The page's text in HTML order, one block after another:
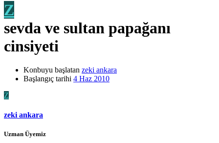
Z
sevda ve sultan papağanı
cinsiyeti
Konbuyu başlatan zeki ankara
Başlangıç tarihi 4 Haz 2010
Z
zeki ankara
Uzman Üyemiz